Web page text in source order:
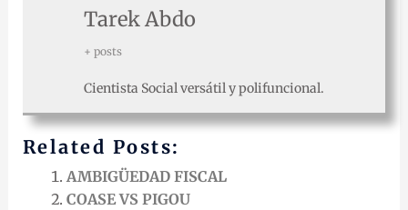
Tarek Abdo
+ posts
Cientista Social versátil y polifuncional.
Related Posts:
AMBIGÜEDAD FISCAL
COASE VS PIGOU